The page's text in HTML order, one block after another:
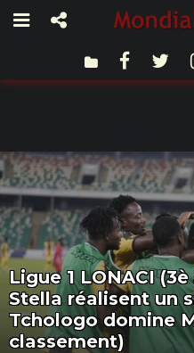
Ligue 1 LONACI
Stella réalisent un
Tchologo domine
classement)